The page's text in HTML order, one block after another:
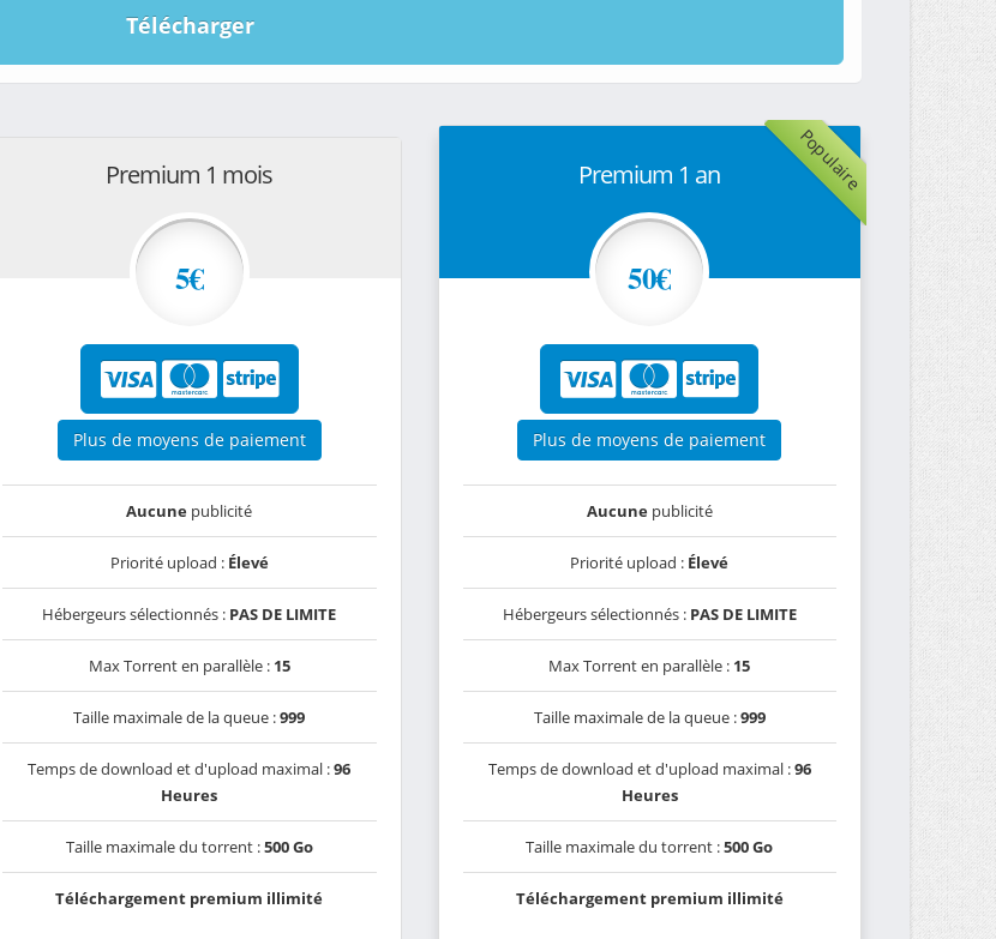
Télécharger
Premium 1 mois
5€
Plus de moyens de paiement
Aucune publicité
Priorité upload : Élevé
Hébergeurs sélectionnés : PAS DE LIMITE
Max Torrent en parallèle : 15
Taille maximale de la queue :999
Temps de download et d'upload maximal :96
Heures
Taille maximale du torrent :500 Go
Téléchargement premium illimité
Populaire
Premium 1 an
50€
Plus de moyens de paiement
Aucunepublicité
Priorité upload : Élevé
Hébergeurs sélectionnés : PAS DE LIMITE
Max Torrent en parallèle : 15
Taille maximale de la queue :999
Temps de download et d'upload maximal :96
Heures
Taille maximale du torrent :500 Go
Téléchargement premium illimité